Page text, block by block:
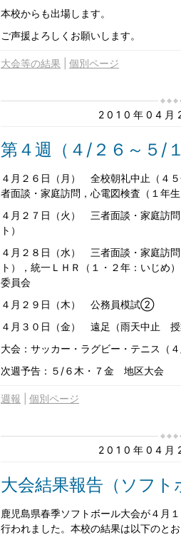
本校からも出場します。
ご声援よろしくお願いします。
大会等の結果 個別ページ
2010年04月
第４週（４/２６～５/
４月２６日（月） 全校朝礼中止（４
者面談・家庭訪問，心電図検査（１年
４月２７日（火） 三者面談・家庭訪
ト）
４月２８日（水） 三者面談・家庭訪
ト），統一ＬＨＲ（１・２年：いじめ
委員会
４月２９日（木） 公務員模試②
４月３０日（金） 遠足（雨天中止
大会：サッカー・ラグビー・テニス（
次週予告：５/６木・７金 地区大会
週報 個別ページ
2010年04月
大会結果報告（ソフト
鹿児島県春季ソフトボール大会が４月
行われました。本校の結果は以下のと